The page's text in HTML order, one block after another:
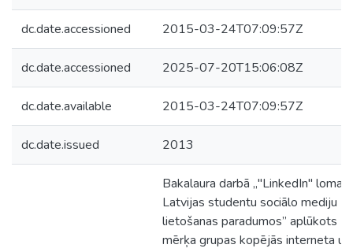
dc.date.accessioned 2015-03-24T07:09:57Z
dc.date.accessioned 2025-07-20T15:06:08Z
dc.date.available 2015-03-24T07:09:57Z
dc.date.issued 2013
Bakalaura darbā „"LinkedIn" loma
Latvijas studentu sociālo mediju
lietošanas paradumos” aplūkots
mērķa grupas kopējās interneta un